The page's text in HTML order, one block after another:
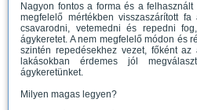
Nagyon fontos a forma és a
megfelelő mértékben visszaszárított
csavarodni, vetemedni és repedni
ágykeretet. A nem megfelelő módon és
szintén repedésekhez vezet, főként az
lakásokban érdemes jól
ágykeretünket.
Milyen magas legyen?